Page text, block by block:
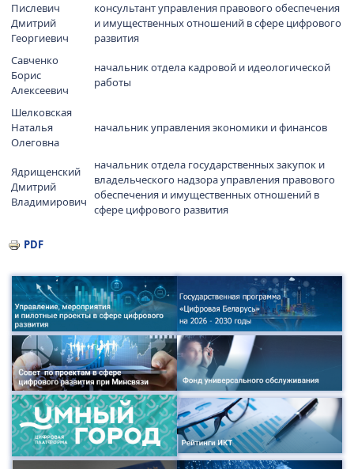
Пислевич
Дмитрий
Георгиевич
консультант управления правового обеспечения
и имущественных отношений в сфере цифрового
развития
Савченко
Борис
Алексеевич
начальник отдела кадровой и идеологической
работы
Шелковская
Наталья
Олеговна
начальник управления экономики и финансов
Ядрищенский
Дмитрий
Владимирович
начальник отдела государственных закупок и
владельческого надзора управления правового
обеспечения и имущественных отношений в
сфере цифрового развития
PDF